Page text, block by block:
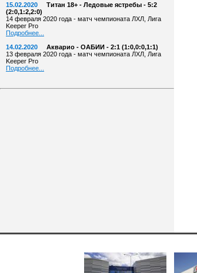
15.02.2020
Титан 18+ - Ледовые ястребы - 5:2
(2:0,1:2,2:0)
14 февраля 2020 года - матч чемпионата ЛХЛ, Лига
Keeper Pro
Подробнее...
14.02.2020
Акварио - ОАБИИ - 2:1 (1:0,0:0,1:1)
13 февраля 2020 года - матч чемпионата ЛХЛ, Лига
Keeper Pro
Подробнее...